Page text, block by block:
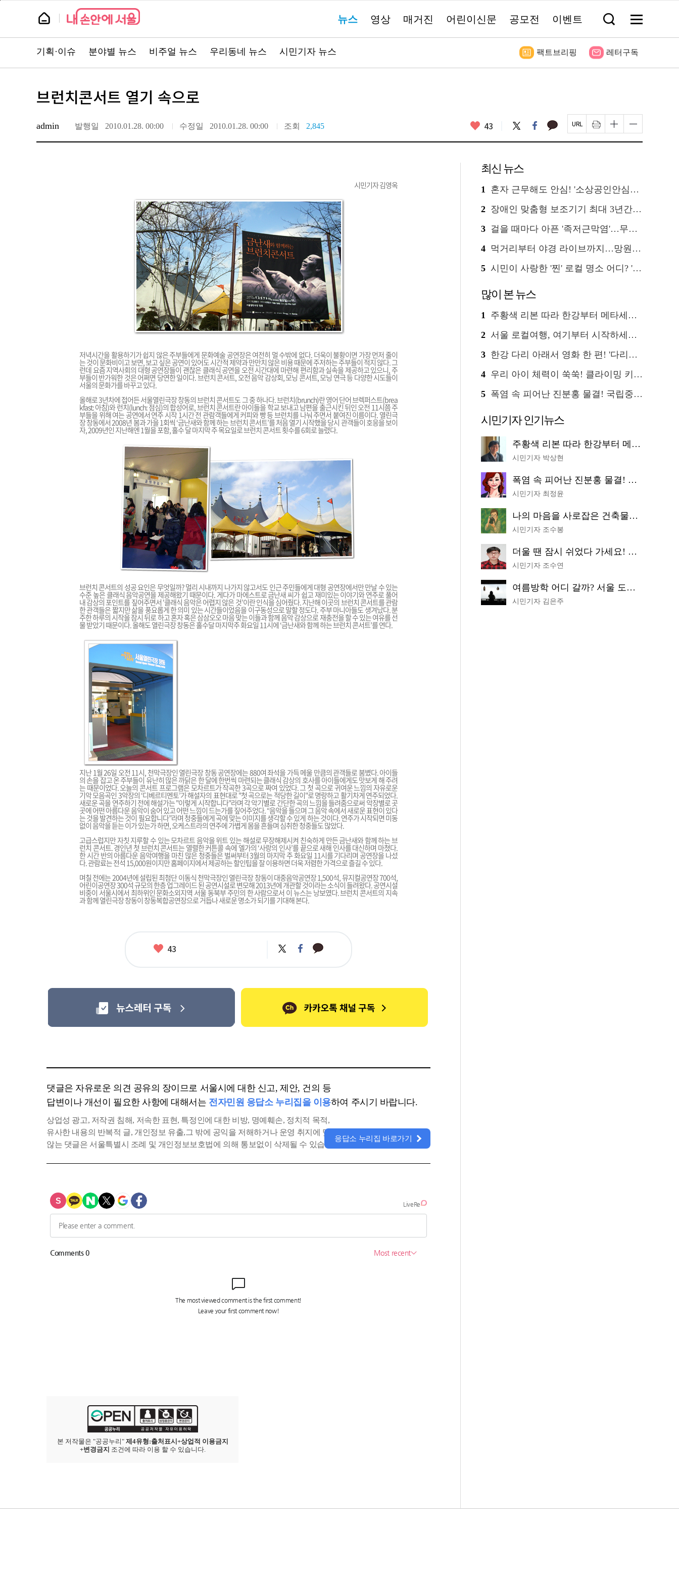
기
뉴
스
룸
스
로
가
뉴스 영상 매거진 어린이신문 공모전 이벤트 검
창
기
메
전
보
스
주
서
로
가
기획·이슈 분야별 뉴스 비주얼 뉴스 우리동네 뉴스 시민기자 뉴스 팩트브리핑 레터구독
브런치콘서트 열기 속으로
admin 발행일 2010.01.28. 00:00 수정일 2010.01.28. 00:00 조회 2,845 좋
요
43
트
위
페
이
북
카
카
톡
페
이
지
인
쇄
하
글
자
크
하
기
글
자
크
기
시민기자 김영옥
저녁시간을 활용하기가 쉽지 않은 주부들에게 문화예술 공연장은 여전히 멀 수밖에 없다. 더욱이 불황이면 가장 먼저 줄이
는 것이 문화비이고 보면, 보고 싶은 공연이 있어도 시간적 제약과 만만치 않은 비용 때문에 주저하는 주부들이 적지 않다. 그
런데 요즘 지역사회의 대형 공연장들이 괜찮은 클래식 공연을 오전 시간대에 마련해 편리함과 실속을 제공하고 있으니, 주
부들이 반가워한 것은 어쩌면 당연한 일이다. 브런치 콘서트, 오전 음악 감상회, 모닝 콘서트, 모닝 연극 등 다양한 시도들이
서울의 문화가를 바꾸고 있다.
올해로 3년차에 접어든 서울열린극장 창동의 브런치 콘서트도 그 중 하나다. 브런치(brunch)란 영어 단어 브렉퍼스트(brea
kfast: 아침)와 런치(lunch: 점심)의 합성어로, 브런치 콘서트란 아이들을 학교 보내고 남편을 출근시킨 뒤인 오전 11시쯤 주
부들을 위해 여는 공연에서 연주 시작 1시간 전 관람객들에게 커피와 빵 등 브런치를 나눠 주면서 붙여진 이름이다. 열린극
장 창동에서 2008년 봄과 가을 1회씩 ‘금난새와 함께 하는 브런치 콘서트’를 처음 열기 시작했을 당시 관객들이 호응을 보이
자, 2009년인 지난해엔 1월을 포함, 홀수 달 마지막 주 목요일로 브런치 콘서트 횟수를 6회로 늘렸다.
브런치 콘서트의 성공 요인은 무엇일까? 멀리 시내까지 나가지 않고서도 인근 주민들에게 대형 공연장에서만 만날 수 있는
수준 높은 클래식 음악공연을 제공해왔기 때문이다. 게다가 마에스트로 금난새 씨가 쉽고 재미있는 이야기와 연주로 풀어
내 감상의 포인트를 짚어주면서 '클래식 음악은 어렵지 않은 것’이란 인식을 심어줬다. 지난해 이곳의 브런치 콘서트를 관람
한 관객들은 짧지만 삶을 풍요롭게 한 의미 있는 시간들이었음을 이구동성으로 말할 정도다. 주부 마니아들도 생겨났다. 분
주한 하루의 시작을 잠시 뒤로 하고 혼자 혹은 삼삼오오 마음 맞는 이들과 함께 음악 감상으로 재충전을 할 수 있는 여유를 선
물 받았기 때문이다. 올해도 열린극장 창동은 홀수달 마지막주 화요일 11시에 ‘금난새와 함께 하는 브런치 콘서트’를 연다.
지난 1월 26일 오전 11시, 천막극장인 열린극장 창동 공연장에는 880여 좌석을 가득 메울 만큼의 관객들로 붐볐다. 아이들
의 손을 잡고 온 주부들이 유난히 많은 까닭은 한 달에 한번씩 마련되는 클래식 감상의 호사를 아이들에게도 맛보게 해 주려
는 때문이었다. 오늘의 콘서트 프로그램은 모차르트가 작곡한 3곡으로 짜여 있었다. 그 첫 곡으로 귀여운 느낌의 자유로운
기악 모음곡인 3악장의 ‘디베르티멘토’가 해설자의 표현대로 "첫 곡으로는 적당한 길이"로 명랑하고 활기차게 연주되었다.
새로운 곡을 연주하기 전에 해설가는 "이렇게 시작합니다"라며 각 악기별로 간단한 곡의 느낌을 들려줌으로써 악장별로 곳
곳에 어떤 아름다운 음악이 숨어 있고 어떤 느낌이 드는가를 짚어주었다. “음악을 들으며 그 음악 속에서 새로운 표현이 있다
는 것을 발견하는 것이 필요합니다”라며 청중들에게 곡에 맞는 이미지를 생각할 수 있게 하는 것이다. 연주가 시작되면 미동
없이 음악을 듣는 이가 있는가 하면, 오케스트라의 연주에 가볍게 몸을 흔들며 심취한 청중들도 많았다.
고급스럽지만 자칫 지루할 수 있는 모차르트 음악을 위트 있는 해설로 무장해제시켜 친숙하게 만든 금난새와 함께 하는 브
런치 콘서트. 경인년 첫 브런치 콘서트는 열렬한 커튼콜 속에 엘가의 ‘사랑의 인사’를 끝으로 새해 인사를 대신하며 마쳤다.
한 시간 반의 아름다운 음악여행을 마친 많은 청중들은 벌써부터 3월의 마지막 주 화요일 11시를 기다리며 공연장을 나섰
다. 관람료는 전석 15,000원이지만 홈페이지에서 제공하는 할인팁을 잘 이용하면 더욱 저렴한 가격으로 즐길 수 있다.
며칠 전에는 2004년에 설립된 최첨단 이동식 천막극장인 열린극장 창동이 대중음악공연장 1,500석, 뮤지컬공연장 700석,
어린이공연장 300석 규모의 한층 업그레이드 된 공연시설로 변모해 2013년에 개관할 것이라는 소식이 들려왔다. 공연시설
비중이 서울시에서 최하위인 문화소외지역 서울 동북부 주민의 한 사람으로서 이 뉴스는 낭보였다. 브런치 콘서트의 지속
과 함께 열린극장 창동이 창동복합공연장으로 거듭나 새로운 명소가 되기를 기대해 본다.
좋
43
트
위
페
이
카
카
댓글은 자유로운 의견 공유의 장이므로 서울시에 대한 신고, 제안, 건의 등
답변이나 개선이 필요한 사항에 대해서는 전자민원 응답소 누리집을 이용하여 주시기 바랍니다.
상업성 광고, 저작권 침해, 저속한 표현, 특정인에 대한 비방, 명예훼손, 정치적 목적,
유사한 내용의 반복적 글, 개인정보 유출,그 밖에 공익을 저해하거나 운영 취지에 맞지
않는 댓글은 서울특별시 조례 및 개인정보보호법에 의해 통보없이 삭제될 수 있습니다.
응답소 누리집 바로가기
본 저작물은 "공공누리" 제4유형:출처표시+상업적 이용금지
+변경금지 조건에 따라 이용 할 수 있습니다.
최신 뉴스
1 혼자 근무해도 안심! '소상공인안심벨' 신청하세요
2 장애인 맞춤형 보조기기 최대 3년간 무상 대여…삶의 질 높인다
3 걸을 때마다 아픈 '족저근막염'…무작정 참지 말고 '이것' 해보세요!
4 먹거리부터 야경 라이브까지…망원한강공원 알짜 코스
5 시민이 사랑한 '찐' 로컬 명소 어디? '서울에디션25' 추천 코스
많이 본 뉴스
1 주황색 리본 따라 한강부터 메타세쿼이아 숲길까지…서울둘레길 15코스
2 서울 로컬여행, 여기부터 시작하세요 '서울에디션25'
3 한강 다리 아래서 영화 한 편! '다리밑 영화관' 무료 상영
4 우리 아이 체력이 쑥쑥! 클라이밍 키즈카페·어린이 체력장
5 폭염 속 피어난 진분홍 물결! 국립중앙박물관 배롱나무 명소
시민기자 인기뉴스
주황색 리본 따라 한강부터 메타세쿼이아 숲길까지…서울둘레길 15코스
시민기자 박상현
폭염 속 피어난 진분홍 물결! 국립중앙박물관 배롱나무 명소
시민기자 최정윤
나의 마음을 사로잡은 건축물은? '서울시 건축상' 수상작 공개!
시민기자 조수봉
더울 땐 잠시 쉬었다 가세요! 생수 냉장고부터 해피소·무더위쉼터까지
시민기자 조수연
여름방학 어디 갈까? 서울 도심 무료 실내 여행 코스 추천
시민기자 김은주
으